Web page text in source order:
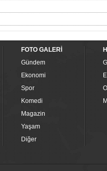
FOTO GALERİ
Gündem
Ekonomi
Spor
Komedi
Magazin
Yaşam
Diğer